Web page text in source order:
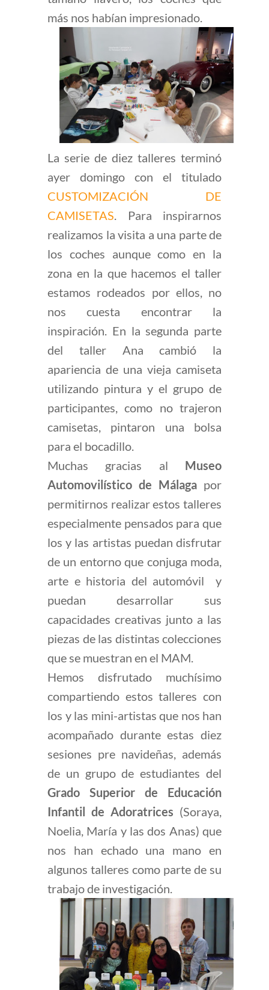
más nos habían impresionado.
La serie de diez talleres terminó
ayer domingo con el titulado
CUSTOMIZACIÓN DE
CAMISETAS. Para inspirarnos
realizamos la visita a una parte de
los coches aunque como en la
zona en la que hacemos el taller
estamos rodeados por ellos, no
nos cuesta encontrar la
inspiración. En la segunda parte
del taller Ana cambió la
apariencia de una vieja camiseta
utilizando pintura y el grupo de
participantes, como no trajeron
camisetas, pintaron una bolsa
para el bocadillo.
Muchas gracias al Museo
Automovilístico de Málaga por
permitirnos realizar estos talleres
especialmente pensados para que
los y las artistas puedan disfrutar
de un entorno que conjuga moda,
arte e historia del automóvil
y
puedan desarrollar sus
capacidades creativas junto a las
piezas de las distintas colecciones
que se muestran en el MAM.
Hemos disfrutado muchísimo
compartiendo estos talleres con
los y las mini-artistas que nos han
acompañado durante estas diez
sesiones pre navideñas, además
de un grupo de estudiantes del
Grado Superior de Educación
Infantil de Adoratrices (Soraya,
Noelia, María y las dos Anas) que
nos han echado una mano en
algunos talleres como parte de su
trabajo de investigación.